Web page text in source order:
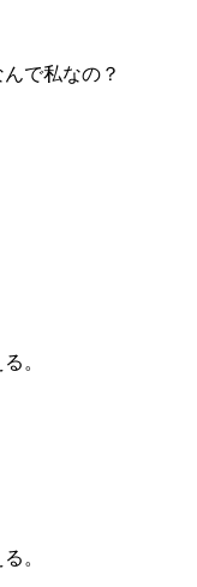
で私なの？
。
。